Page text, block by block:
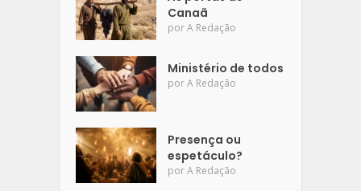
Canaã
porA Redação
Ministério de todos
porA Redação
Presença ou
espetáculo?
porA Redação